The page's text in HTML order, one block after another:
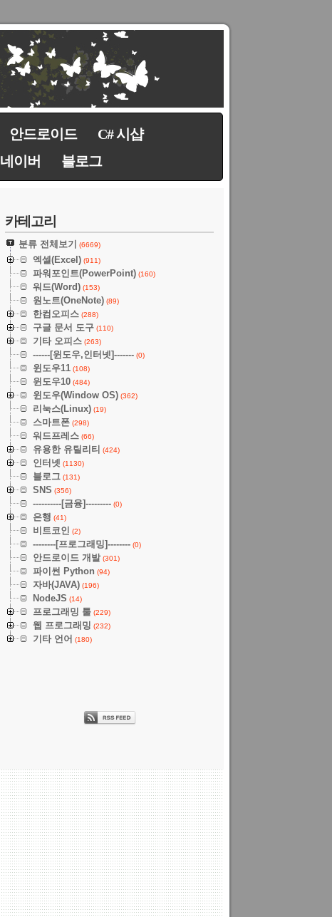
안드로이드
C# 시샵
네이버 블로그
카테고리
분류 전체보기 (6669)
엑셀(Excel) (911)
파워포인트(PowerPoint) (160)
워드(Word) (153)
원노트(OneNote) (89)
한컴오피스 (288)
구글 문서 도구 (110)
기타 오피스 (263)
------[윈도우,인터넷]------- (0)
윈도우11 (108)
윈도우10 (484)
윈도우(Window OS) (362)
리눅스(Linux) (19)
스마트폰 (298)
워드프레스 (66)
유용한 유틸리티 (424)
인터넷 (1130)
블로그 (131)
SNS (356)
----------[금융]--------- (0)
은행 (41)
비트코인 (2)
--------[프로그래밍]-------- (0)
안드로이드 개발(301)
파이썬 Python (94)
자바(JAVA) (196)
NodeJS (14)
프로그래밍 툴 (229)
웹 프로그래밍 (232)
기타 언어 (180)